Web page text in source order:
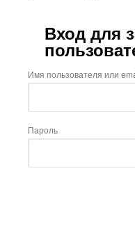
Вход для
Имя пользователя или
Пароль